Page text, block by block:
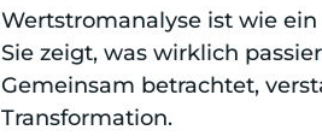
Wertstromanalyse ist wie
Sie zeigt, was wirklich
Gemeinsam betrachtet,
Transformation.